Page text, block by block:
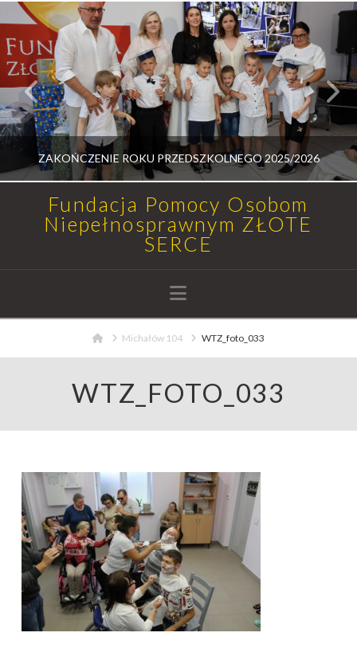
ZAKOŃCZENIE ROKU PRZEDSZKOLNEGO 2025/2026
RADOSŁAW MEDALION
14 LIPCA, 2026
Fundacja Pomocy Osobom
Niepełnosprawnym ZŁOTE
SERCE
Navigation
HomeMichałów 104 WTZ_foto_033
WTZ_FOTO_033